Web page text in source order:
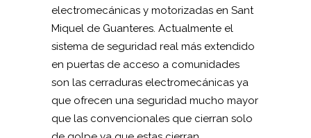
electromecánicas y motorizadas en Sant
Miquel de Guanteres. Actualmente el
sistema de seguridad real más extendido
en puertas de acceso a comunidades
son las cerraduras electromecánicas ya
que ofrecen una seguridad mucho mayor
que las convencionales que cierran solo